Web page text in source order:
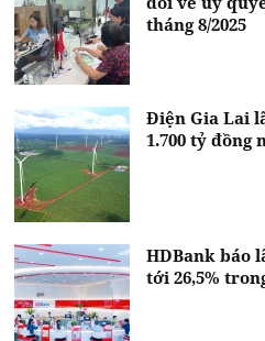
tháng 8/2025
Điện Gia Lai
1.700 tỷ đồng
HDBank báo
tới 26,5%